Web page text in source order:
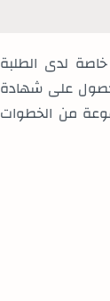
لدى الطلبة
على شهادة
من الخطوات